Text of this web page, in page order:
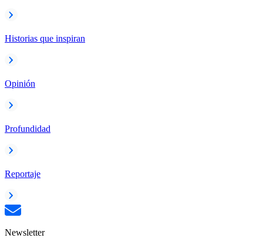
Historias que inspiran
Opinión
Profundidad
Reportaje
Newsletter